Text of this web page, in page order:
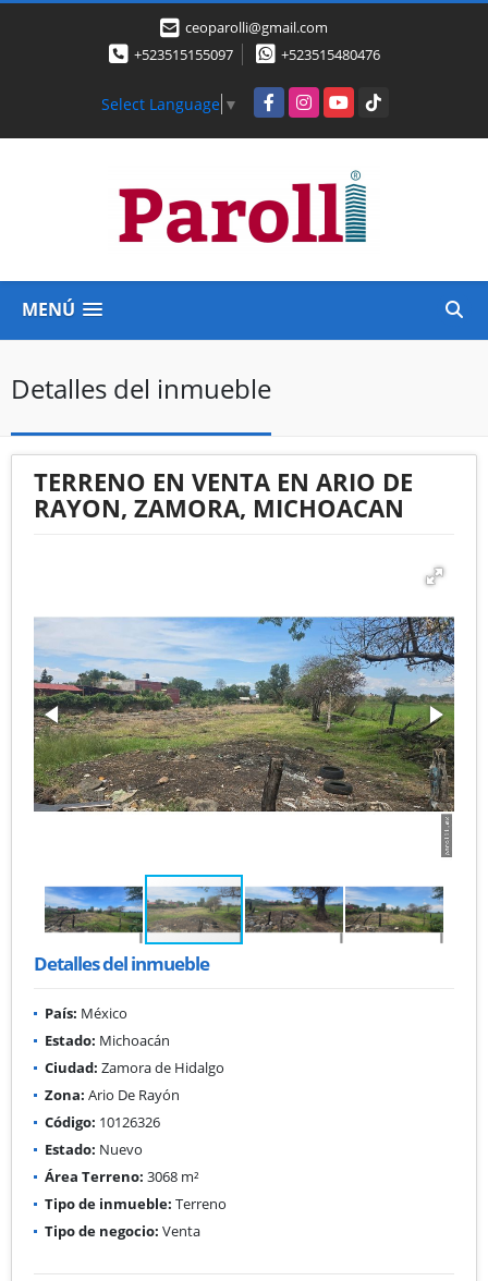
ceoparolli@gmail.com
+523515155097
+523515480476
Select Language ▼ FacebookInstagramYouTubeTikTok
MENÚ
Detalles del inmueble
TERRENO EN VENTA EN ARIO DE
RAYON, ZAMORA, MICHOACAN
Detalles del inmueble
País: México
Estado: Michoacán
Ciudad: Zamora de Hidalgo
Zona: Ario De Rayón
Código: 10126326
Estado: Nuevo
Área Terreno: 3068 m²
Tipo de inmueble: Terreno
Tipo de negocio: Venta